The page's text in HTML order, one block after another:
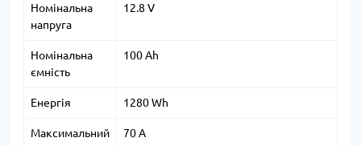
Номінальна
напруга
12.8 V
Номінальна
ємність
100 Ah
Енергія 1280 Wh
Максимальний
70 A